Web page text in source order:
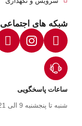
شبکه های اجتماعی
ساعات پاسخگویی
شنبه تا پنجشنبه 9 الی 21